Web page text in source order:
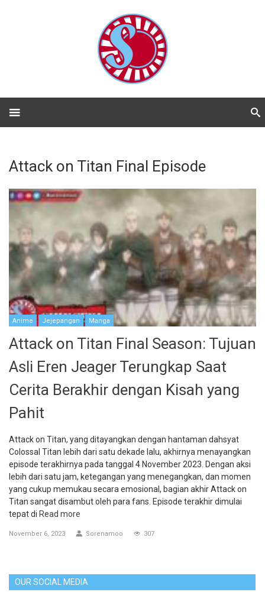
Attack on Titan Final Episode
Anime Jejepangan Manga
Attack on Titan Final Season: Tujuan
Asli Eren Jeager Terungkap Saat
Cerita Berakhir dengan Kisah yang
Pahit
Attack on Titan, yang ditayangkan dengan hantaman dahsyat
Colossal Titan lebih dari satu dekade lalu, akhirnya menayangkan
episode terakhirnya pada tanggal 4 November 2023. Dengan aksi
lebih dari satu jam, ketegangan yang menegangkan, dan momen
yang cukup memukau secara emosional, bagian akhir Attack on
Titan sangat disambut oleh para fans. Episode terakhir dimulai
tepat di Read more
November 6, 2023 Sorenamoo 307
OUR SOCIAL MEDIA